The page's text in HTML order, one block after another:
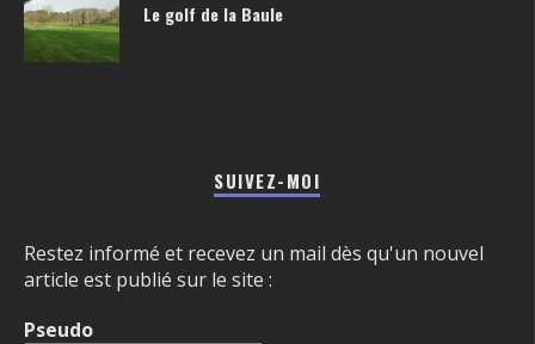
Le golf de la Baule
SUIVEZ-MOI
Restez informé et recevez un mail dès qu'un nouvel
article est publié sur le site :
Pseudo